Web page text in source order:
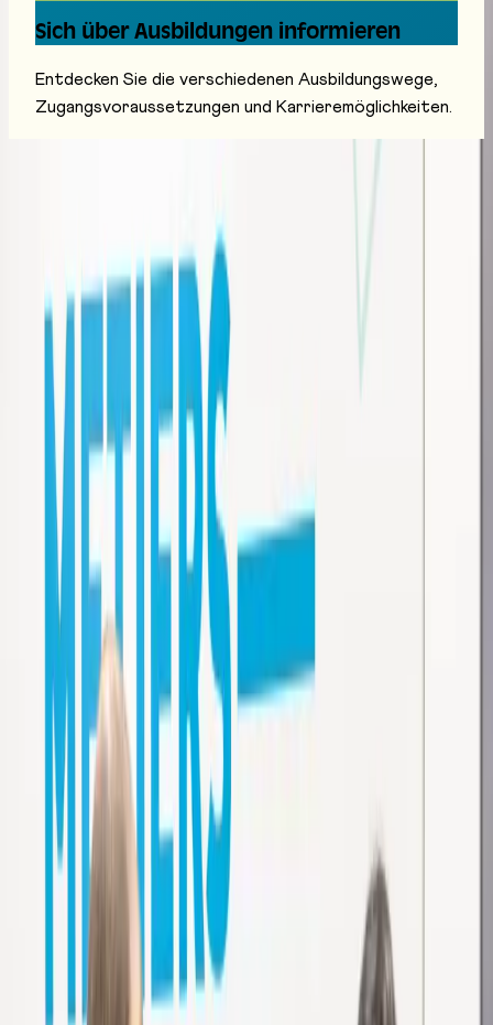
Sich über Ausbildungen informieren
Entdecken Sie die verschiedenen Ausbildungswege,
Zugangsvoraussetzungen und Karrieremöglichkeiten.